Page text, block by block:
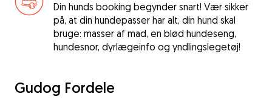
Din hunds booking begynder snart! Vær sikker
på, at din hundepasser har alt, din hund skal
bruge: masser af mad, en blød hundeseng,
hundesnor, dyrlægeinfo og yndlingslegetøj!
Gudog Fordele